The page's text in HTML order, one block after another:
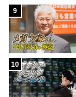
9
10